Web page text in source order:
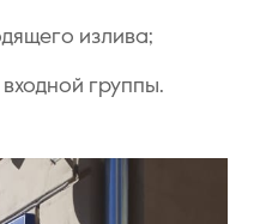
излива;
группы.